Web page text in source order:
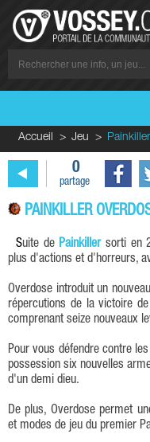
Accueil Jeu
0
partage
PAINKILLER
Suite de Painkillersorti en
plus d'actions et d'horreurs,
Overdose introduit un
répercutions de la victoire
comprenant seize nouveaux
Pour vous défendre contre
possession six nouvelles
d'un demi dieu.
De plus, Overdose permet
et modes de jeu du premier